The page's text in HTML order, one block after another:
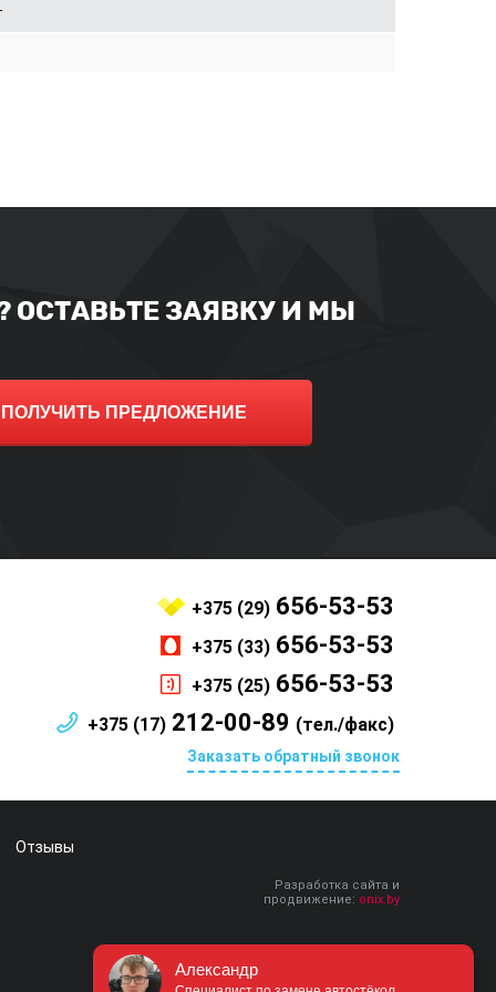
ЗАЯВКУ И МЫ
ПОЛУЧИТЬ ПРЕДЛОЖЕНИЕ
+375 (29)656-53-53
+375 (33)656-53-53
+375 (25)656-53-53
+375 (17)212-00-89 (тел./факс)
Заказать обратный звонок
Отзывы
Разработка сайта и
продвижение: onix.by
Александр